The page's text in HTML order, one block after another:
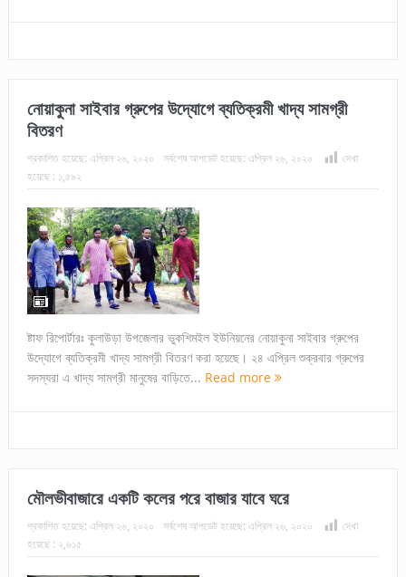
নোয়াকুনা সাইবার গ্রুপের উদ্যোগে ব্যতিক্রমী খাদ্য সামগ্রী
বিতরণ
প্রকাশিত হয়েছে: এপ্রিল ২৬, ২০২০ সর্বশেষ আপডেট হয়েছে: এপ্রিল ২৬, ২০২০
দেখা
হয়েছে : ১,৫৯২
ষ্টাফ রিপোর্টারঃ কুলাউড়া উপজেলার ভুকশিমইল ইউনিয়নের নোয়াকুনা সাইবার গ্রুপের
উদ্যোগে ব্যতিক্রমী খাদ্য সামগ্রী বিতরণ করা হয়েছে। ২৪ এপ্রিল শুক্রবার গ্রুপের
সদস্যরা এ খাদ্য সামগ্রী মানুষের বাড়িতে... Read more
মৌলভীবাজারে একটি কলের পরে বাজার যাবে ঘরে
প্রকাশিত হয়েছে: এপ্রিল ২৬, ২০২০ সর্বশেষ আপডেট হয়েছে: এপ্রিল ২৬, ২০২০
দেখা
হয়েছে : ২,৬১৫